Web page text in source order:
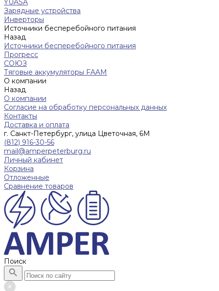
YUASA
Зарядные устройства
Инверторы
Источники бесперебойного питания
Назад
Источники бесперебойного питания
Прогресс
СОЮЗ
Тяговые аккумуляторы FAAM
О компании
Назад
О компании
Согласие на обработку персональных данных
Контакты
Доставка и оплата
г. Санкт-Петербург, улица Цветочная, 6М
(812) 916-30-56
mail@amperpeterburg.ru
Личный кабинет
Корзина
Отложенные
Сравнение товаров
Поиск